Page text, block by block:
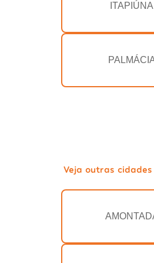
ITAPIÚNA
Veja outras